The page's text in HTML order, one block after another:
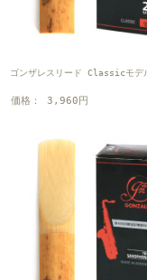
ゴンザレスリード Classicモ
価格： 3,960円